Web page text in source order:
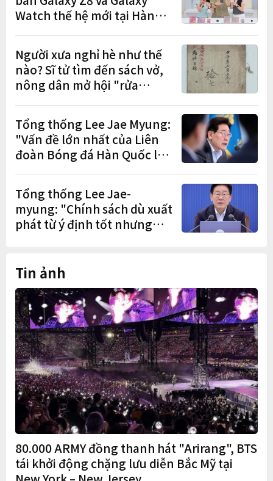
Watch thế hệ mới tại Hàn
đơn đặt trước
Người xưa nghỉ hè như thế
nào? Sĩ tử tìm đến sách vở,
nông dân mở hội "rửa
Tổng thống Lee Jae Myung:
"Vấn đề lớn nhất của Liên
đoàn Bóng đá Hàn Quốc là
trạng nắm quyền quá lâu"
Tổng thống Lee Jae-
myung: "Chính sách dù xuất
phát từ ý định tốt nhưng
hơn"
Tin ảnh
80.000 ARMY đồng thanh hát "Arirang", BTS
tái khởi động chặng lưu diễn Bắc Mỹ tại